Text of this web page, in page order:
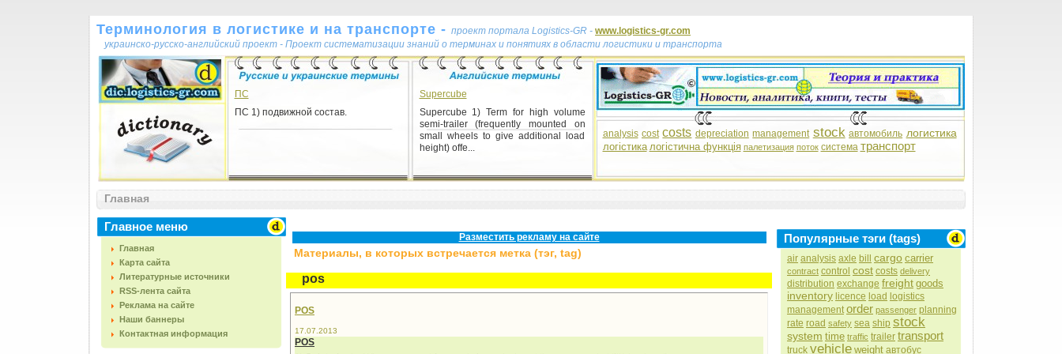
Терминология в логистике и на транспорте - проект портала Logistics-GR - www.logistics-gr.com
украинско-русско-английский проект - Проект систематизации знаний о терминах и понятиях в области логистики и транспорта
ПС
ПС 1) подвижной состав.
Supercube
Supercube 1) Term for high volume
semi-trailer (frequently mounted on
small wheels to give additional load
height) offe...
analysis cost costs depreciation management stock автомобиль логистика
логістика логістична функція палетизация поток система транспорт
Главная
Главное меню
Главная
Карта сайта
Литературные источники
RSS-лента сайта
Реклама на сайте
Наши баннеры
Контактная информация
Разместить рекламу на сайте
Материалы, в которых встречается метка (тэг, tag)
pos
POS
17.07.2013
POS
Популярные тэги (tags)
air analysis axle bill cargo carrier
contract control cost costs delivery
distribution exchange freight goods
inventory licence load logistics
management order passenger planning
rate road safety sea ship stock
system time traffic trailer transport
truck vehicle weight автобус